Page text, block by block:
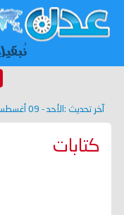
آخر تحديث : الأحد - 09 أغسطس 2026 - 01:00 م
كتابات